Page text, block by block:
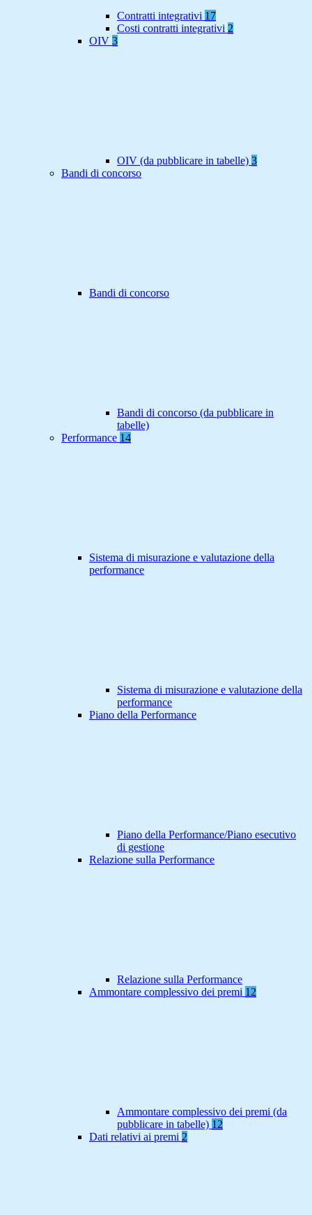
Contratti integrativi 17
Costi contratti integrativi 2
OIV 3
OIV (da pubblicare in tabelle) 3
Bandi di concorso
Bandi di concorso
Bandi di concorso (da pubblicare in
tabelle)
Performance 14
Sistema di misurazione e valutazione della
performance
Sistema di misurazione e valutazione della
performance
Piano della Performance
Piano della Performance/Piano esecutivo
di gestione
Relazione sulla Performance
Relazione sulla Performance
Ammontare complessivo dei premi 12
Ammontare complessivo dei premi (da
pubblicare in tabelle) 12
Dati relativi ai premi 2